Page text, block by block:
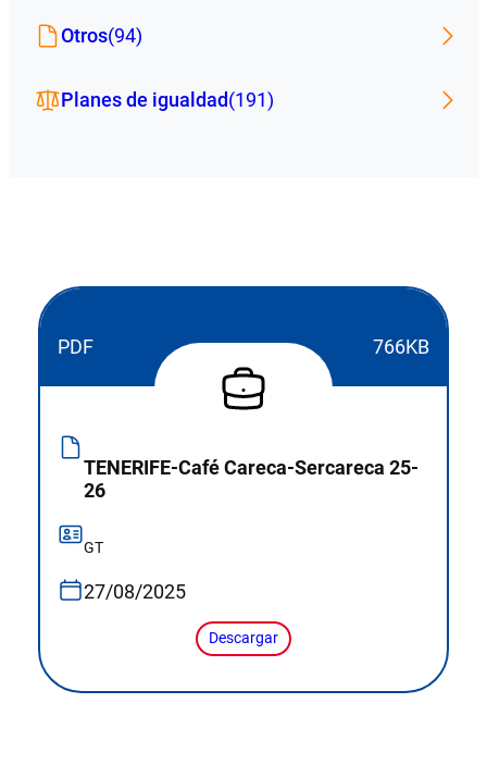
Otros(94)
Planes de igualdad(191)
PDF 766KB
TENERIFE-Café Careca-Sercareca 25-
26
GT
27/08/2025
Descargar